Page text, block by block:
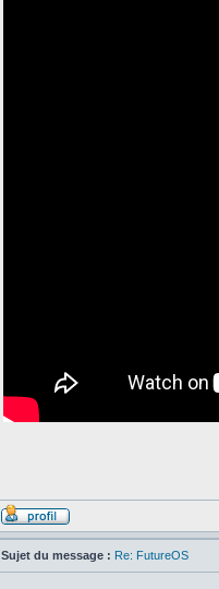
Sujet du message : Re: FutureOS